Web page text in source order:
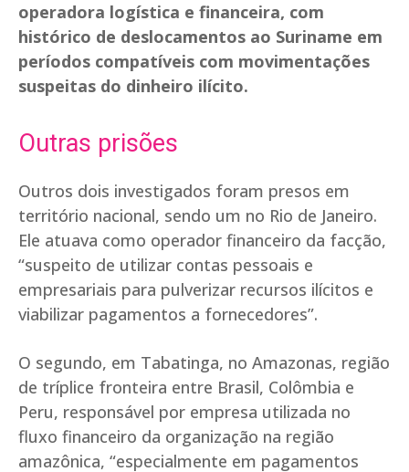
operadora logística e financeira, com
histórico de deslocamentos ao Suriname em
períodos compatíveis com movimentações
suspeitas do dinheiro ilícito.
Outras prisões
Outros dois investigados foram presos em
território nacional, sendo um no Rio de Janeiro.
Ele atuava como operador financeiro da facção,
“suspeito de utilizar contas pessoais e
empresariais para pulverizar recursos ilícitos e
viabilizar pagamentos a fornecedores”.
O segundo, em Tabatinga, no Amazonas, região
de tríplice fronteira entre Brasil, Colômbia e
Peru, responsável por empresa utilizada no
fluxo financeiro da organização na região
amazônica, “especialmente em pagamentos